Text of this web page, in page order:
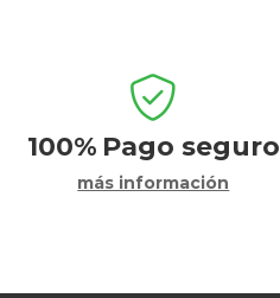
100% Pago seguro
más información